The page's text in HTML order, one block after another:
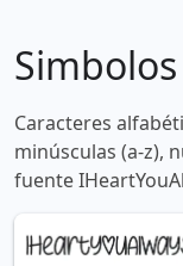
Simbolos
Caracteres
minúsculas (a-z),
fuente